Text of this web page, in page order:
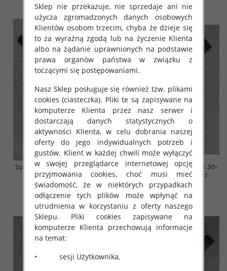
szczegóły szczegóły
Spodnie damskie jeansy Roz 30-
38, 1 Kolor Paczka 10 szt
68.00 zł
szczegóły
Spodnie damskie jeansy Roz 30-
38, 1 Kolor Paczka 10 szt
68.00 zł
szczegóły
Sklep nie przekazuje, nie sprzedaje ani nie
użycza zgromadzonych danych osobowych
Klientów osobom trzecim, chyba że dzieje się
to za wyraźną zgodą lub na życzenie Klienta
albo na żądanie uprawnionych na podstawie
prawa organów państwa w związku z
toczącymi się postępowaniami.
Nasz Sklep posługuje się również tzw. plikami
cookies (ciasteczka). Pliki te są zapisywane na
komputerze Klienta przez nasz serwer i
dostarczają danych statystycznych o
aktywności Klienta, w celu dobrania naszej
oferty do jego indywidualnych potrzeb i
gustów. Klient w każdej chwili może wyłączyć
w swojej przeglądarce internetowej opcję
przyjmowania cookies, choć musi mieć
świadomość, że w niektórych przypadkach
odłączenie tych plików może wpłynąć na
utrudnienia w korzystaniu z oferty naszego
Sklepu. Pliki cookies zapisywane na
komputerze Klienta przechowują informacje
na temat:
• sesji Użytkownika,